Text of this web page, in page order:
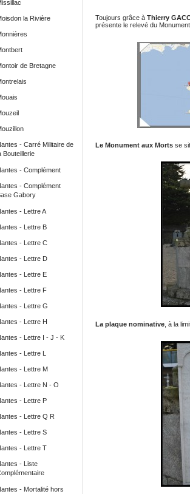
la Rivière
de Bretagne
- Carré Militaire de
Bouteillerie
- Complément
- Complément
Gabory
- Lettre A
- Lettre B
- Lettre C
- Lettre D
- Lettre E
- Lettre F
- Lettre G
- Lettre H
- Lettre I - J - K
- Lettre L
- Lettre M
- Lettre N - O
- Lettre P
- Lettre Q R
- Lettre S
- Lettre T
- Liste
- Mortalité hors
Toujours grâce à Thierry
présente le relevé du
Le Monument aux Mortsse
La plaque nominative, à la